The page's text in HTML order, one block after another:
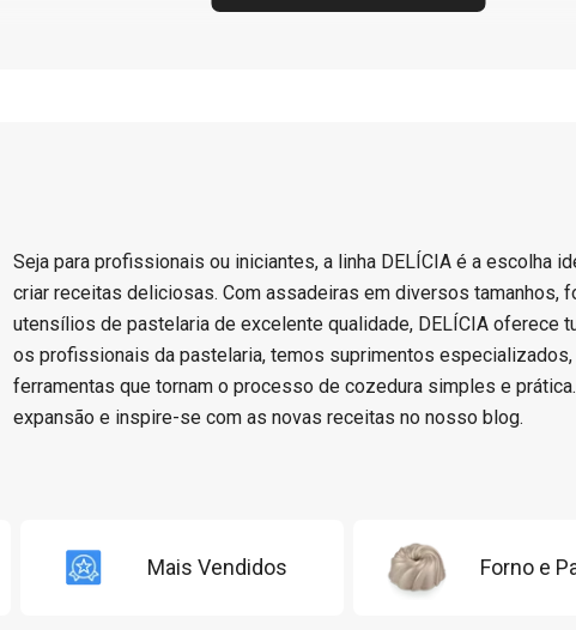
Seja para profissionais ou iniciantes, a linha DELÍCIA é a escolha
criar receitas deliciosas. Com assadeiras em diversos tamanhos,
utensílios de pastelaria de excelente qualidade, DELÍCIA oferece
os profissionais da pastelaria, temos suprimentos
ferramentas que tornam o processo de cozedura simples e
expansão e inspire-se com as novas receitas no nosso blog.
Mais Vendidos Forno e